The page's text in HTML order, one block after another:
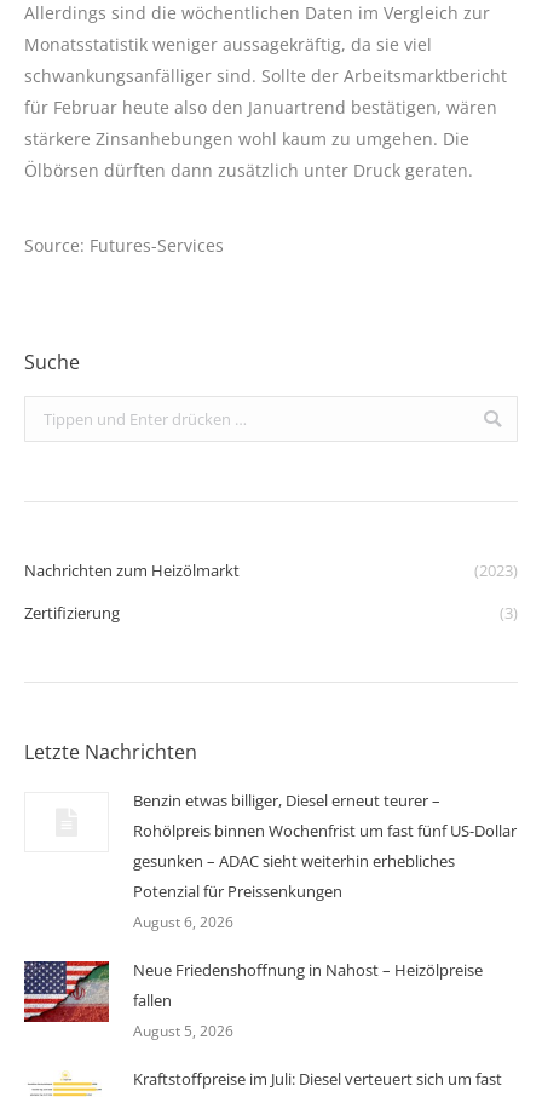
Allerdings sind die wöchentlichen Daten im Vergleich zur
Monatsstatistik weniger aussagekräftig, da sie viel
schwankungsanfälliger sind. Sollte der Arbeitsmarktbericht
für Februar heute also den Januartrend bestätigen, wären
stärkere Zinsanhebungen wohl kaum zu umgehen. Die
Ölbörsen dürften dann zusätzlich unter Druck geraten.
Source: Futures-Services
Suche
Search:
Nachrichten zum Heizölmarkt
(2023)
Zertifizierung
(3)
Letzte Nachrichten
Benzin etwas billiger, Diesel erneut teurer –
Rohölpreis binnen Wochenfrist um fast fünf US-Dollar
gesunken – ADAC sieht weiterhin erhebliches
Potenzial für Preissenkungen
August 6, 2026
Neue Friedenshoffnung in Nahost – Heizölpreise
fallen
August 5, 2026
Kraftstoffpreise im Juli: Diesel verteuert sich um fast